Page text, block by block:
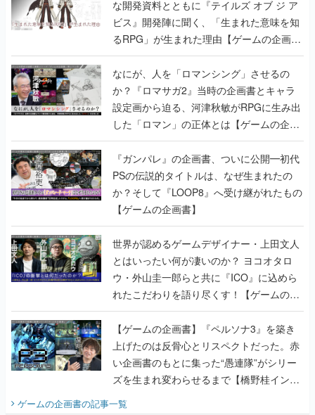
な開発資料とともに『テイルズ オブ ジ ア
ビス』開発陣に聞く、「生まれた意味を知
るRPG」が生まれた理由【ゲームの企画
書】
なにが、人を「ロマンシング」させるの
か？『ロマサガ2』当時の企画書とキャラ
設定画から迫る、河津秋敏がRPGに生み出
した「ロマン」の正体とは【ゲームの企画
書】
『ガンパレ』の企画書、ついに公開━初代
PSの伝説的タイトルは、なぜ生まれたの
か？そして『LOOP8』へ受け継がれたもの
【ゲームの企画書】
世界が認めるゲームデザイナー・上田文人
とはいったい何が凄いのか？ ヨコオタロ
ウ・外山圭一郎らと共に『ICO』に込めら
れたこだわりを語り尽くす！【ゲームの企
画書】
【ゲームの企画書】『ペルソナ3』を築き
上げたのは反骨心とリスペクトだった。赤
い企画書のもとに集った“愚連隊”がシリー
ズを生まれ変わらせるまで【橋野桂インタ
ビュー】
ゲームの企画書の記事一覧